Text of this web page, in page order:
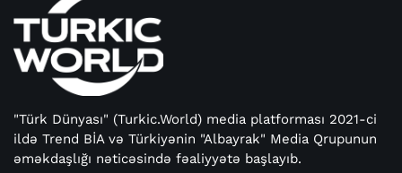
"Türk Dünyası" (Turkic.World) media platforması 2021-ci
ildə Trend BİA və Türkiyənin "Albayrak" Media Qrupunun
əməkdaşlığı nəticəsində fəaliyyətə başlayıb.